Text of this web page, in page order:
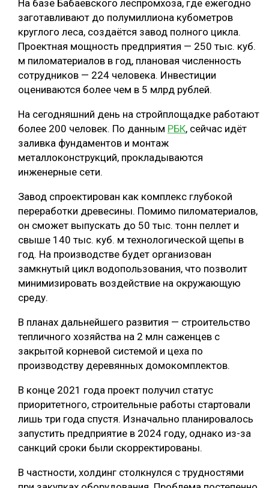
На базе Бабаевского леспромхоза, где ежегодно
заготавливают до полумиллиона кубометров
круглого леса, создаётся завод полного цикла.
Проектная мощность предприятия — 250 тыс. куб.
м пиломатериалов в год, плановая численность
сотрудников — 224 человека. Инвестиции
оцениваются более чем в 5 млрд рублей.
На сегодняшний день на стройплощадке работают
более 200 человек. По данным РБК, сейчас идёт
заливка фундаментов и монтаж
металлоконструкций, прокладываются
инженерные сети.
Завод спроектирован как комплекс глубокой
переработки древесины. Помимо пиломатериалов,
он сможет выпускать до 50 тыс. тонн пеллет и
свыше 140 тыс. куб. м технологической щепы в
год. На производстве будет организован
замкнутый цикл водопользования, что позволит
минимизировать воздействие на окружающую
среду.
В планах дальнейшего развития — строительство
тепличного хозяйства на 2 млн саженцев с
закрытой корневой системой и цеха по
производству деревянных домокомплектов.
В конце 2021 года проект получил статус
приоритетного, строительные работы стартовали
лишь три года спустя. Изначально планировалось
запустить предприятие в 2024 году, однако из-за
санкций сроки были скорректированы.
В частности, холдинг столкнулся с трудностями